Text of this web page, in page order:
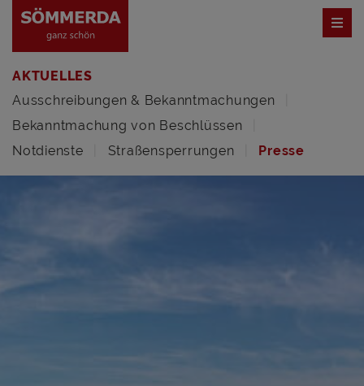
AKTUELLES
Ausschreibungen & Bekanntmachungen
Bekanntmachung von Beschlüssen
Notdienste
Straßensperrungen Presse